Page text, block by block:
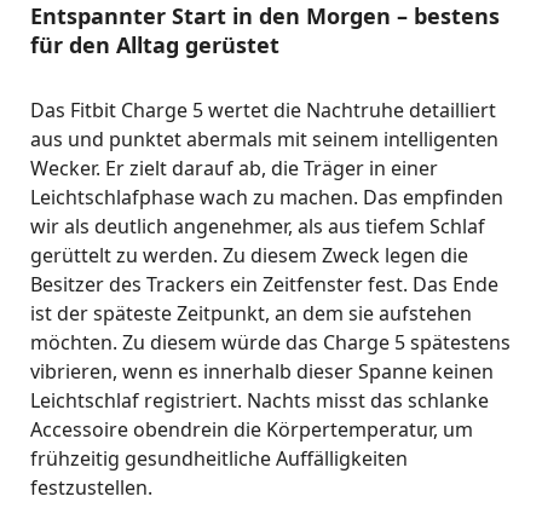
Entspannter Start in den Morgen – bestens
für den Alltag gerüstet
Das Fitbit Charge 5 wertet die Nachtruhe detailliert
aus und punktet abermals mit seinem intelligenten
Wecker. Er zielt darauf ab, die Träger in einer
Leichtschlafphase wach zu machen. Das empfinden
wir als deutlich angenehmer, als aus tiefem Schlaf
gerüttelt zu werden. Zu diesem Zweck legen die
Besitzer des Trackers ein Zeitfenster fest. Das Ende
ist der späteste Zeitpunkt, an dem sie aufstehen
möchten. Zu diesem würde das Charge 5 spätestens
vibrieren, wenn es innerhalb dieser Spanne keinen
Leichtschlaf registriert. Nachts misst das schlanke
Accessoire obendrein die Körpertemperatur, um
frühzeitig gesundheitliche Auffälligkeiten
festzustellen.